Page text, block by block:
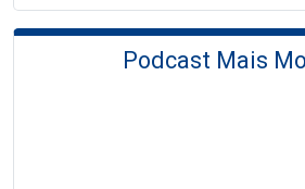
Podcast Mais